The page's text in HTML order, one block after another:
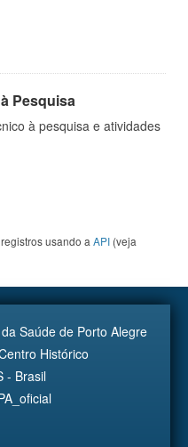
Pesquisa
à pesquisa e atividades
usando a API (veja
Saúde de Porto Alegre
Histórico
- Brasil